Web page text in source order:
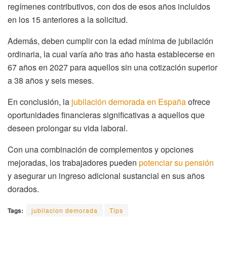
regímenes contributivos, con dos de esos años incluidos
en los 15 anteriores a la solicitud.
Además, deben cumplir con la edad mínima de jubilación
ordinaria, la cual varía año tras año hasta establecerse en
67 años en 2027 para aquellos sin una cotización superior
a 38 años y seis meses.
En conclusión, la jubilación demorada en Españaofrece
oportunidades financieras significativas a aquellos que
deseen prolongar su vida laboral.
Con una combinación de complementos y opciones
mejoradas, los trabajadores pueden potenciar su pensión
y asegurar un ingreso adicional sustancial en sus años
dorados.
Tags: jubilacion demorada Tips